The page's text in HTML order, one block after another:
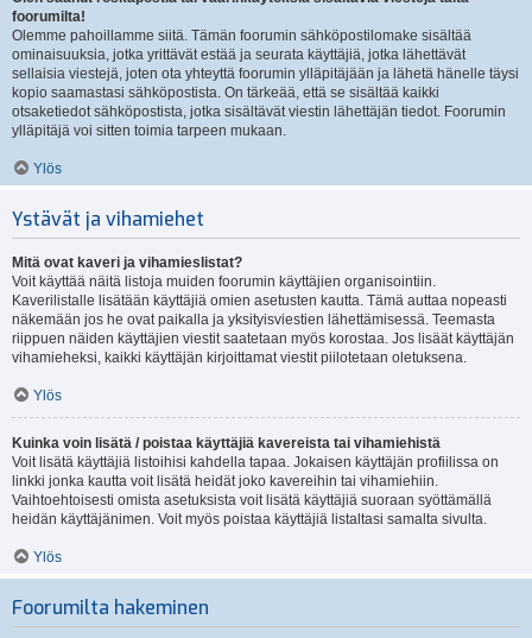
foorumilta!
Olemme pahoillamme siitä. Tämän foorumin sähköpostilomake sisältää
ominaisuuksia, jotka yrittävät estää ja seurata käyttäjiä, jotka lähettävät
sellaisia viestejä, joten ota yhteyttä foorumin ylläpitäjään ja lähetä hänelle täysi
kopio saamastasi sähköpostista. On tärkeää, että se sisältää kaikki
otsaketiedot sähköpostista, jotka sisältävät viestin lähettäjän tiedot. Foorumin
ylläpitäjä voi sitten toimia tarpeen mukaan.
Ylös
Ystävät ja vihamiehet
Mitä ovat kaveri ja vihamieslistat?
Voit käyttää näitä listoja muiden foorumin käyttäjien organisointiin.
Kaverilistalle lisätään käyttäjiä omien asetusten kautta. Tämä auttaa nopeasti
näkemään jos he ovat paikalla ja yksityisviestien lähettämisessä. Teemasta
riippuen näiden käyttäjien viestit saatetaan myös korostaa. Jos lisäät käyttäjän
vihamieheksi, kaikki käyttäjän kirjoittamat viestit piilotetaan oletuksena.
Ylös
Kuinka voin lisätä / poistaa käyttäjiä kavereista tai vihamiehistä
Voit lisätä käyttäjiä listoihisi kahdella tapaa. Jokaisen käyttäjän profiilissa on
linkki jonka kautta voit lisätä heidät joko kavereihin tai vihamiehiin.
Vaihtoehtoisesti omista asetuksista voit lisätä käyttäjiä suoraan syöttämällä
heidän käyttäjänimen. Voit myös poistaa käyttäjiä listaltasi samalta sivulta.
Ylös
Foorumilta hakeminen